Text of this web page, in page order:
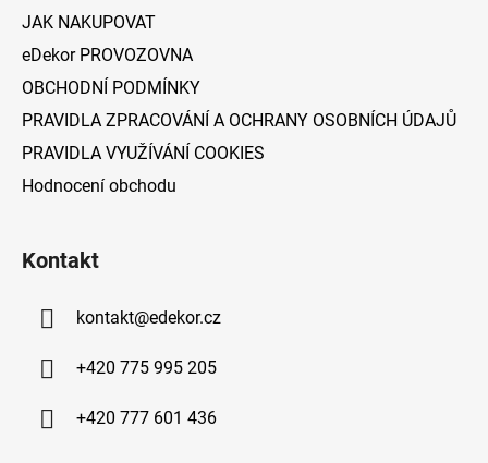
JAK NAKUPOVAT
eDekor PROVOZOVNA
OBCHODNÍ PODMÍNKY
PRAVIDLA ZPRACOVÁNÍ A OCHRANY OSOBNÍCH ÚDAJŮ
PRAVIDLA VYUŽÍVÁNÍ COOKIES
Hodnocení obchodu
Kontakt
kontakt@edekor.cz
+420 775 995 205
+420 777 601 436